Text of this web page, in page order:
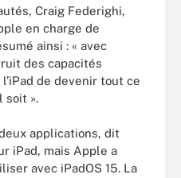
Craig Federighi,
en charge de
ainsi : « avec
des capacités
de devenir tout ce
soit ».
applications, dit
iPad, mais Apple a
avec iPadOS 15. La